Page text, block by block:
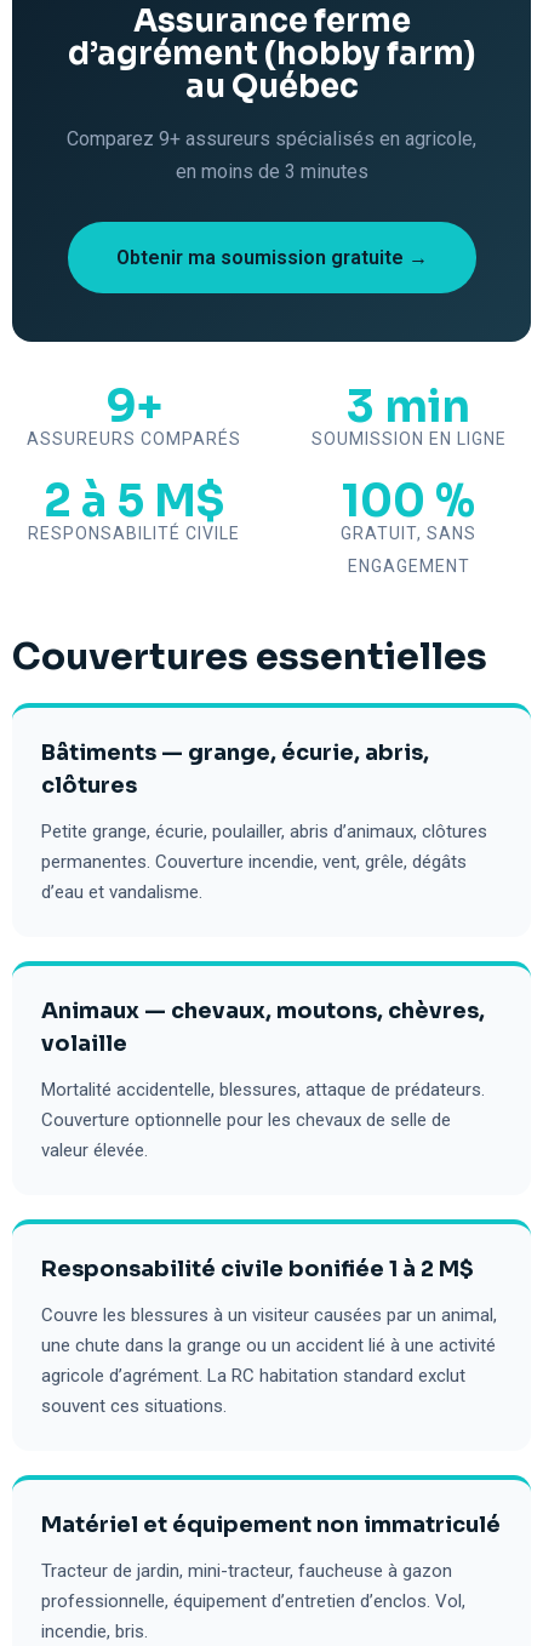
Assurance ferme
d’agrément (hobby farm)
au Québec
Comparez 9+ assureurs spécialisés en agricole,
en moins de 3 minutes
Obtenir ma soumission gratuite →
9+
ASSUREURS COMPARÉS
3 min
SOUMISSION EN LIGNE
2 à 5 M$
RESPONSABILITÉ CIVILE
100 %
GRATUIT, SANS
ENGAGEMENT
Couvertures essentielles
Bâtiments — grange, écurie, abris,
clôtures
Petite grange, écurie, poulailler, abris d’animaux, clôtures
permanentes. Couverture incendie, vent, grêle, dégâts
d’eau et vandalisme.
Animaux — chevaux, moutons, chèvres,
volaille
Mortalité accidentelle, blessures, attaque de prédateurs.
Couverture optionnelle pour les chevaux de selle de
valeur élevée.
Responsabilité civile bonifiée 1 à 2 M$
Couvre les blessures à un visiteur causées par un animal,
une chute dans la grange ou un accident lié à une activité
agricole d’agrément. La RC habitation standard exclut
souvent ces situations.
Matériel et équipement non immatriculé
Tracteur de jardin, mini-tracteur, faucheuse à gazon
professionnelle, équipement d’entretien d’enclos. Vol,
incendie, bris.